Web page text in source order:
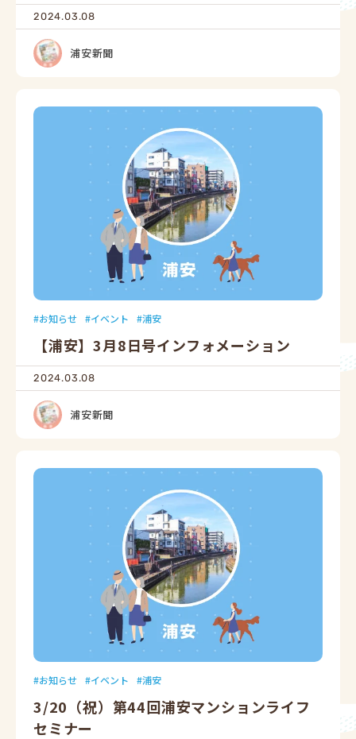
2024.03.08
浦安新聞
お知らせ イベント 浦安
【浦安】3月8日号インフォメーション
2024.03.08
浦安新聞
お知らせ イベント 浦安
3/20（祝）第44回浦安マンションライフ
セミナー